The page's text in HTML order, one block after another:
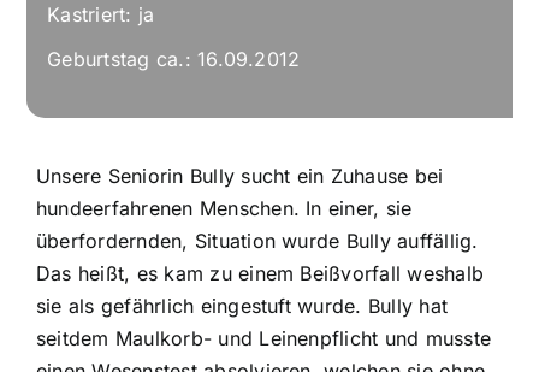
Kastriert: ja
Geburtstag ca.: 16.09.2012
Unsere Seniorin Bully sucht ein Zuhause bei
hundeerfahrenen Menschen. In einer, sie
überfordernden, Situation wurde Bully auffällig.
Das heißt, es kam zu einem Beißvorfall weshalb
sie als gefährlich eingestuft wurde. Bully hat
seitdem Maulkorb- und Leinenpflicht und musste